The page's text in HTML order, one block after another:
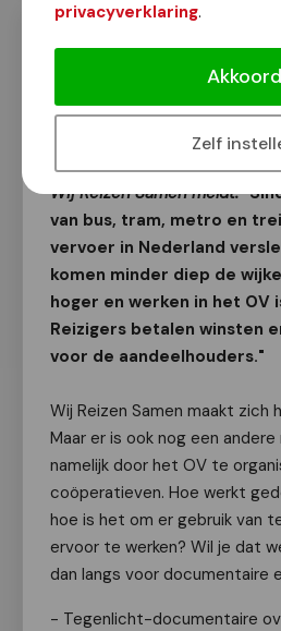
privacyverklaring.
Akkoord
Zelf
Wij Reizen Samen
OV-bijeenkomst
Van onze redactie
Wij Reizen Samen meldt:
van bus, tram, metro en
vervoer in Nederland
komen minder diep de
hoger en werken in het OV
Reizigers betalen winsten
voor de aandeelhouders."
Wij Reizen Samen maakt zich
Maar er is ook nog een
namelijk door het OV te
coöperatieven. Hoe werkt
hoe is het om er gebruik van
ervoor te werken? Wil je dat
dan langs voor documentaire
- Tegenlicht-documentaire